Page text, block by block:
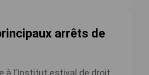
arrêts de
à l’Institut estival de droit